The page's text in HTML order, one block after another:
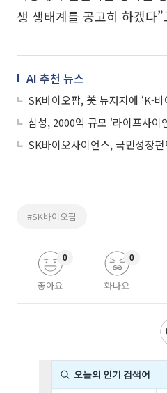
생 생태계를 공고히 하겠다
AI 추천 뉴스
삼성, 2000억 규모 '라이프사이
SK바이오사이언스, 국민성장
#SK바이오팜
좋아요
0
화나요
0